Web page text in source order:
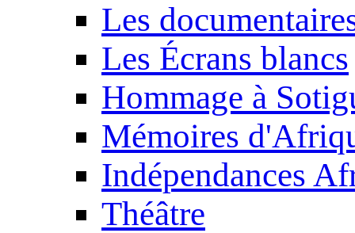
Les
Les Écrans blancs
Hommage à
Mémoires
Indépendances
Théâtre